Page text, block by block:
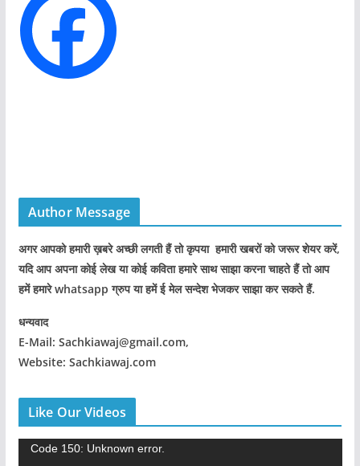
e
s
Author Message
अगर आपको हमारी ख़बरे अच्छी लगती हैं तो कृपया हमारी खबरों को जरूर शेयर करें,
यदि आप अपना कोई लेख या कोई कविता हमारे साथ साझा करना चाहते हैं तो आप
हमें हमारे whatsapp ग्रुप या हमें ई मेल सन्देश भेजकर साझा कर सकते हैं.
धन्यवाद
E-Mail: Sachkiawaj@gmail.com,
Website: Sachkiawaj.com
Like Our Videos
Code 150: Unknown error.